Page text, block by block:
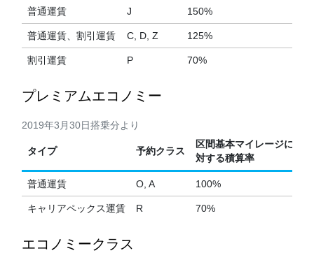
普通運賃 J 150%
普通運賃、割引運賃 C, D, Z 125%
割引運賃 P 70%
プレミアムエコノミー
2019年3月30日搭乗分より
タイプ 予約クラス
区間基本マイレージに
対する積算率
普通運賃 O, A 100%
キャリアペックス運賃 R 70%
エコノミークラス